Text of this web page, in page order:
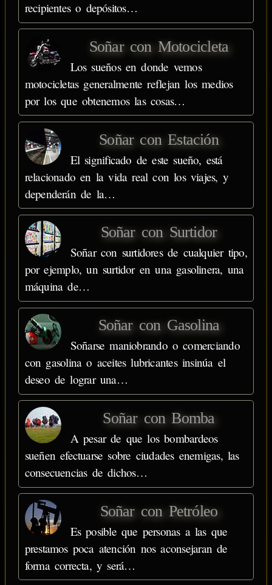
recipientes o depósitos…
Soñar con Motocicleta
Los sueños en donde vemos
motocicletas generalmente reflejan los medios
por los que obtenemos las cosas…
Soñar con Estación
El significado de este sueño, está
relacionado en la vida real con los viajes, y
dependerán de la…
Soñar con Surtidor
Soñar con surtidores de cualquier tipo,
por ejemplo, un surtidor en una gasolinera, una
máquina de…
Soñar con Gasolina
Soñarse maniobrando o comerciando
con gasolina o aceites lubricantes insinúa el
deseo de lograr una…
Soñar con Bomba
A pesar de que los bombardeos
sueñen efectuarse sobre ciudades enemigas, las
consecuencias de dichos…
Soñar con Petróleo
Es posible que personas a las que
prestamos poca atención nos aconsejaran de
forma correcta, y será…